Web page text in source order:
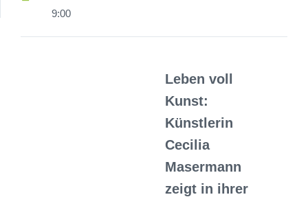
9:00
Leben voll
Kunst:
Künstlerin
Cecilia
Masermann
zeigt in ihrer